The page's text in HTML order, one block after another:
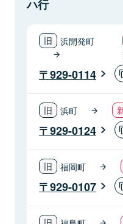
ハ行
浜開発町
929-0114
浜町
929-0124
福岡町
929-0107